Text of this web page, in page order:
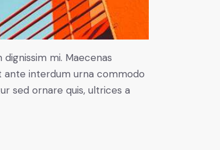
mi. Maecenas
ante interdum urna commodo
sed ornare quis, ultrices a